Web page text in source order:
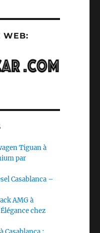
WEB:
Tiguan à
par
Casablanca –
AMG à
chez